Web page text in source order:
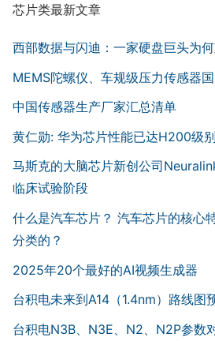
芯片类最新文章
西部数据与闪迪：一家硬盘巨头为
MEMS陀螺仪、车规级压力传感器
中国传感器生产厂家汇总清单
黄仁勋: 华为芯片性能已达H200级别
马斯克的大脑芯片新创公司
临床试验阶段
什么是汽车芯片？ 汽车芯片的核心
分类的？
2025年20个最好的AI视频生成器
台积电未来到A14（1.4nm）路线图
台积电N3B、N3E、N2、N2P参数